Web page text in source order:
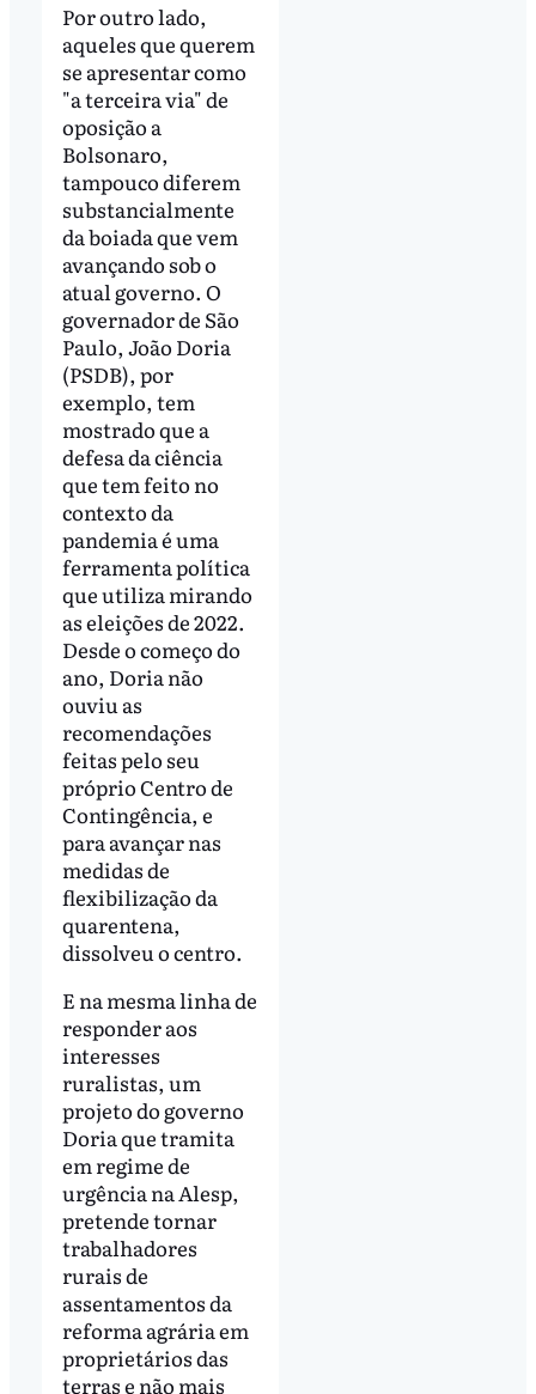
Por outro lado,
aqueles que querem
se apresentar como
"a terceira via" de
oposição a
Bolsonaro,
tampouco diferem
substancialmente
da boiada que vem
avançando sob o
atual governo. O
governador de São
Paulo, João Doria
(PSDB), por
exemplo, tem
mostrado que a
defesa da ciência
que tem feito no
contexto da
pandemia é uma
ferramenta política
que utiliza mirando
as eleições de 2022.
Desde o começo do
ano, Doria não
ouviu as
recomendações
feitas pelo seu
próprio Centro de
Contingência, e
para avançar nas
medidas de
flexibilização da
quarentena,
dissolveu o centro.
E na mesma linha de
responder aos
interesses
ruralistas, um
projeto do governo
Doria que tramita
em regime de
urgência na Alesp,
pretende tornar
trabalhadores
rurais de
assentamentos da
reforma agrária em
proprietários das
terras e não mais